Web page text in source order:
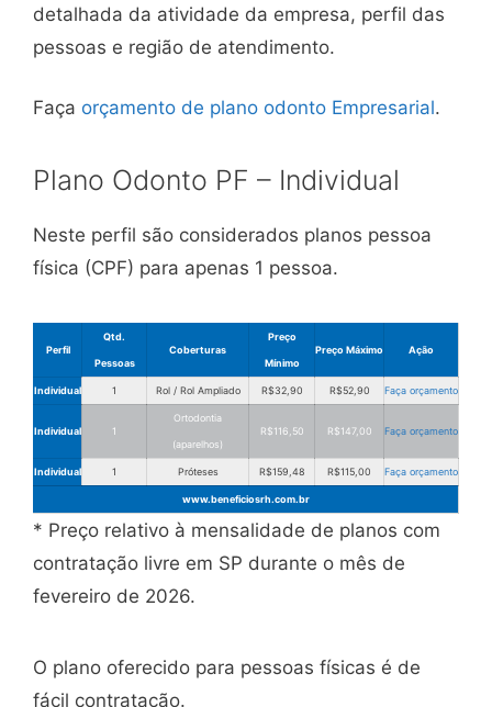
detalhada da atividade da empresa, perfil das
pessoas e região de atendimento.
Faça orçamento de plano odonto Empresarial.
Plano Odonto PF – Individual
Neste perfil são considerados planos pessoa
física (CPF) para apenas 1 pessoa.
Perfil
Qtd.
Pessoas
Coberturas
Preço
Mínimo
Preço Máximo Ação
Individual 1 Rol / Rol Ampliado R$32,90 R$52,90 Faça orçamento
Individual 1
Ortodontia
(aparelhos)
R$116,50 R$147,00 Faça orçamento
Individual 1 Próteses R$159,48 R$115,00 Faça orçamento
www.beneficiosrh.com.br
* Preço relativo à mensalidade de planos com
contratação livre em SP durante o mês de
fevereiro de 2026.
O plano oferecido para pessoas físicas é de
fácil contratação.